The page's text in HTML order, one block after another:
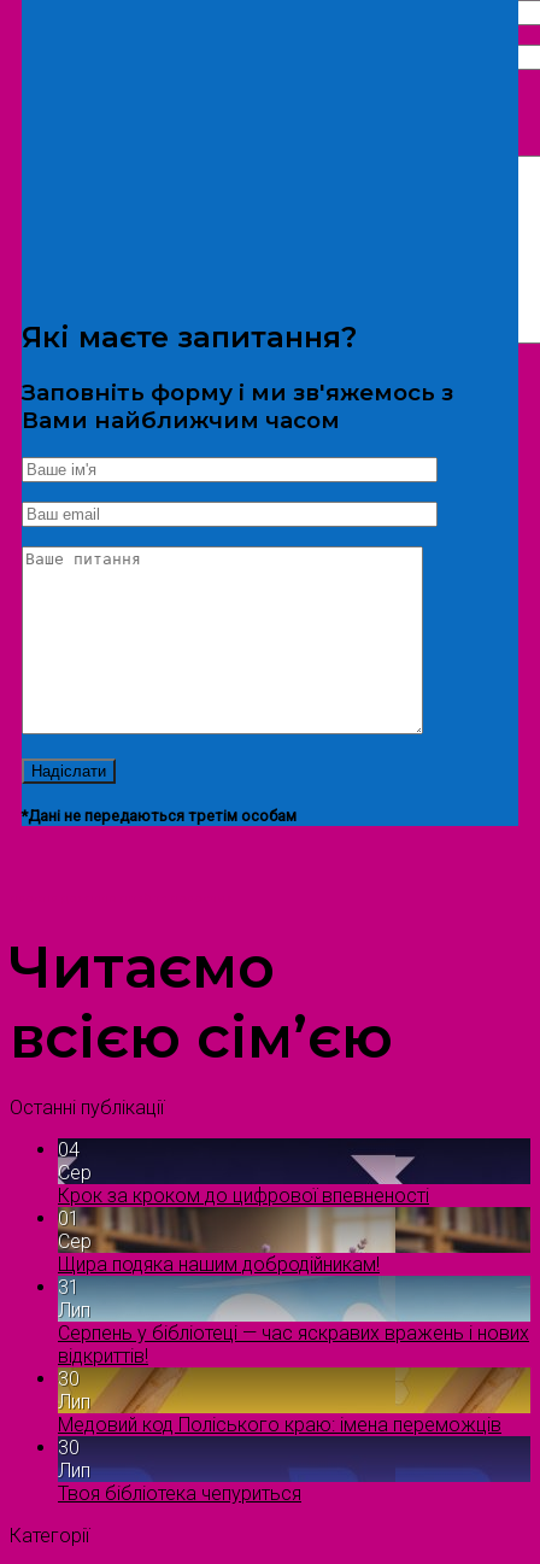
*Дані не передаються третім особам
Екскурсія/локація
Які маєте запитання?
Заповніть форму і ми зв'яжемось з
Вами найближчим часом
*Дані не передаються третім особам
Читаємо
всією сім’єю
Останні публікації
04
Сер
Крок за кроком до цифрової впевненості
01
Сер
Щира подяка нашим добродійникам!
31
Лип
Серпень у бібліотеці — час яскравих вражень і нових
відкриттів!
30
Лип
Медовий код Поліського краю: імена переможців
30
Лип
Твоя бібліотека чепуриться
Категорії